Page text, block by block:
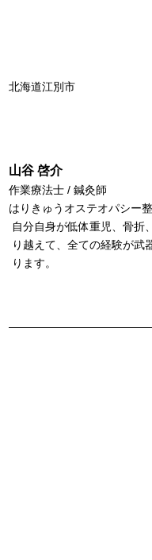
山谷 啓介
作業療法士 / 鍼灸師
はりきゅうオステオパシー
自分自身が低体重児、骨折
り越えて、全ての経験が武
ります。
北海道江別市